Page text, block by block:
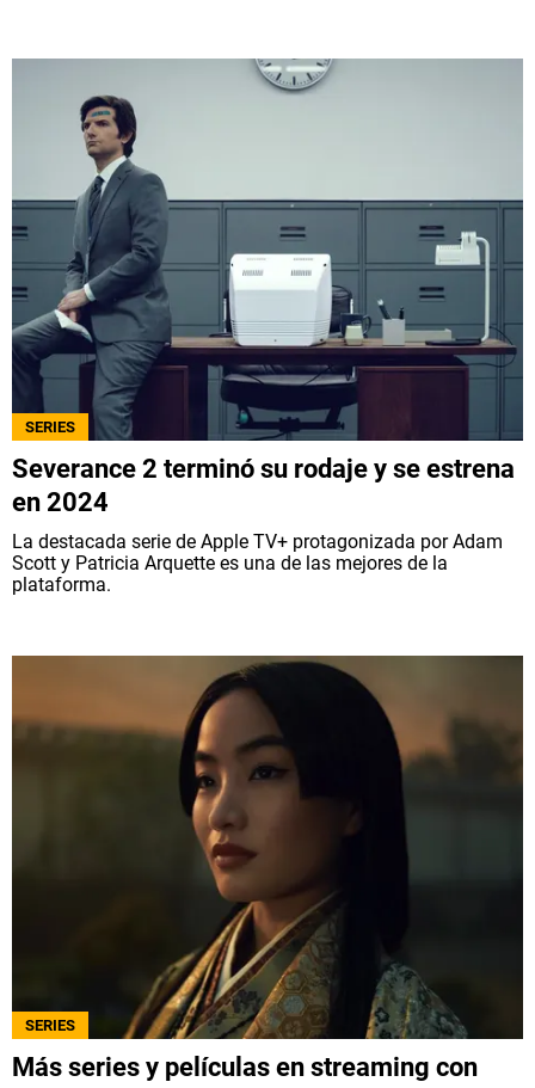
SERIES
Severance 2 terminó su rodaje y se estrena
en 2024
La destacada serie de Apple TV+ protagonizada por Adam
Scott y Patricia Arquette es una de las mejores de la
plataforma.
SERIES
Más series y películas en streaming con